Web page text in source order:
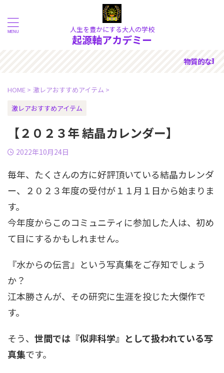
人生を豊かにする大人の学校
起源軸アカデミー
る《本質》を大切にできる人
HOME > 激レアおすすめアイテム >
激レアおすすめアイテム
【２０２３年 結晶カレンダー】
2022年10月24日
毎年、たくさんの方に好評頂いている結晶カレンダ
ー、２０２３年度の受付が１１月１日から始まりま
す。
今年度からこのコミュニティに参加した人は、初め
て目にするかもしれません。
『水からの伝言』という写真集をご存知でしょう
か？
江本勝さんが、その研究に生涯を投じた大傑作で
す。
そう、 世間では『似非科学』として扱われている写
真集です。